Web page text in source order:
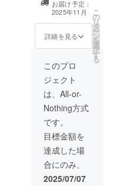
会5分(zoom) 開
催日程：2025年
11月頃 (支援者
様と要相談の上
日時を決定致し
ます。) 推しメン
アクリルスタン
ド サイズ：
120mm×150m
m(予定) 備考欄
にニックネー
ム、TwitterIDの
記載をお願いし
ます。
都内近郊 開催日
時：2025年11月
頃(支援者様と相
談の上日時を決
定致します。) 開
場からお客様が
選択可能です
が、デート費用
(メンバー、同行
スタッフ分含む)
はお客様の負担
とさせていただ
きます。 詳細は
TwitterのDMに
てご連絡させて
いただきます。
備考欄にニック
ネーム、
お届け予定：
2025年11月
詳細を見る
こ
の
リ
タ
ー
ン
を
選
択
す
る
このプロ
ジェクト
は、All-or-
Nothing方式
です。
目標金額を
達成した場
合にのみ、
2025/07/07